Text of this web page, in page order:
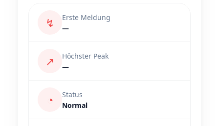
↯
Erste Meldung
—
↗
Höchster Peak
—
◔
Status
Normal